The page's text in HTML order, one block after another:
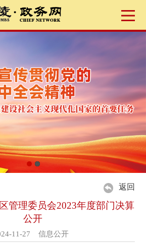
返回
管理委员会2023年度部门决算
公开
11-27 信息公开